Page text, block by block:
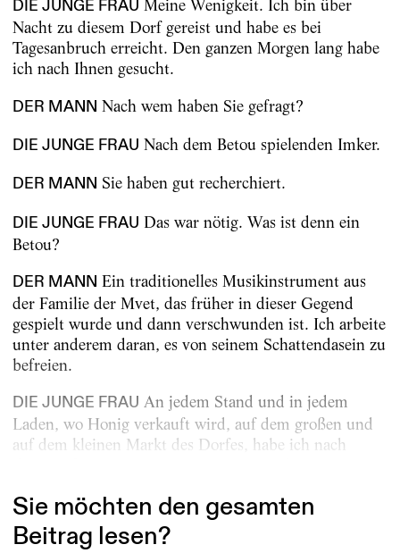
DIE JUNGE FRAU Meine Wenigkeit. Ich bin über
Nacht zu diesem Dorf gereist und habe es bei
Tagesanbruch erreicht. Den ganzen Morgen lang habe
ich nach Ihnen gesucht.
DER MANN Nach wem haben Sie gefragt?
DIE JUNGE FRAU Nach dem Betou spielenden Imker.
DER MANN Sie haben gut recherchiert.
DIE JUNGE FRAU Das war nötig. Was ist denn ein
Betou?
DER MANN Ein traditionelles Musikinstrument aus
der Familie der Mvet, das früher in dieser Gegend
gespielt wurde und dann verschwunden ist. Ich arbeite
unter anderem daran, es von seinem Schattendasein zu
befreien.
DIE JUNGE FRAU An jedem Stand und in jedem
Laden, wo Honig verkauft wird, auf dem großen und
auf dem kleinen Markt des Dorfes, habe ich nach
Sie möchten den gesamten
Beitrag lesen?